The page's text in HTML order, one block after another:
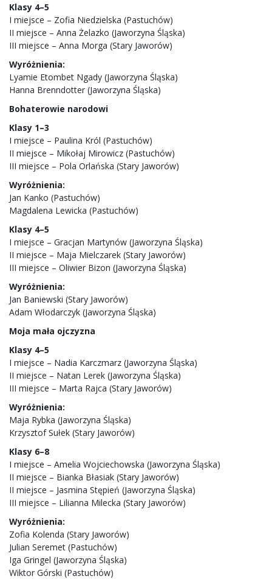
Klasy 4–5
I miejsce – Zofia Niedzielska (Pastuchów)
II miejsce – Anna Żelazko (Jaworzyna Śląska)
III miejsce – Anna Morga (Stary Jaworów)
Wyróżnienia:
Lyamie Etombet Ngady (Jaworzyna Śląska)
Hanna Brenndotter (Jaworzyna Śląska)
Bohaterowie narodowi
Klasy 1–3
I miejsce – Paulina Król (Pastuchów)
II miejsce – Mikołaj Mirowicz (Pastuchów)
III miejsce – Pola Orlańska (Stary Jaworów)
Wyróżnienia:
Jan Kanko (Pastuchów)
Magdalena Lewicka (Pastuchów)
Klasy 4–5
I miejsce – Gracjan Martynów (Jaworzyna Śląska)
II miejsce – Maja Mielczarek (Stary Jaworów)
III miejsce – Oliwier Bizon (Jaworzyna Śląska)
Wyróżnienia:
Jan Baniewski (Stary Jaworów)
Adam Włodarczyk (Jaworzyna Śląska)
Moja mała ojczyzna
Klasy 4–5
I miejsce – Nadia Karczmarz (Jaworzyna Śląska)
II miejsce – Natan Lerek (Jaworzyna Śląska)
III miejsce – Marta Rajca (Stary Jaworów)
Wyróżnienia:
Maja Rybka (Jaworzyna Śląska)
Krzysztof Sułek (Stary Jaworów)
Klasy 6–8
I miejsce – Amelia Wojciechowska (Jaworzyna Śląska)
II miejsce – Bianka Błasiak (Stary Jaworów)
II miejsce – Jasmina Stępień (Jaworzyna Śląska)
III miejsce – Lilianna Milecka (Stary Jaworów)
Wyróżnienia:
Zofia Kolenda (Stary Jaworów)
Julian Seremet (Pastuchów)
Iga Gringel (Jaworzyna Śląska)
Wiktor Górski (Pastuchów)